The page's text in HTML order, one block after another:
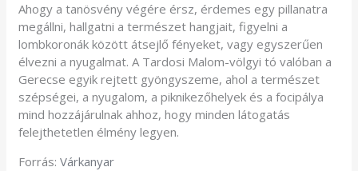
Ahogy a tanösvény végére érsz, érdemes egy pillanatra
megállni, hallgatni a természet hangjait, figyelni a
lombkoronák között átsejlő fényeket, vagy egyszerűen
élvezni a nyugalmat. A Tardosi Malom-völgyi tó valóban a
Gerecse egyik rejtett gyöngyszeme, ahol a természet
szépségei, a nyugalom, a piknikezőhelyek és a focipálya
mind hozzájárulnak ahhoz, hogy minden látogatás
felejthetetlen élmény legyen.
Forrás:Várkanyar